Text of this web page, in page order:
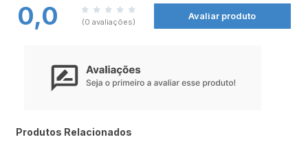
0,0 (0 avaliações)
Avaliar produto
Produtos Relacionados